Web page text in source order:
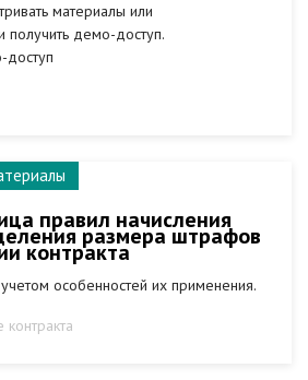
материалы или
получить демо-доступ.
доступ
правил начисления
размера штрафов
контракта
особенностей их применения.
контракта